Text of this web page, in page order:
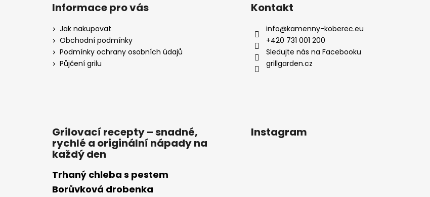
Informace pro vás
Jak nakupovat
Obchodní podmínky
Podmínky ochrany osobních údajů
Půjčení grilu
Kontakt
info@kamenny-koberec.eu
+420 731 001 200
Sledujte nás na Facebooku
grillgarden.cz
Grilovací recepty – snadné,
rychlé a originální nápady na
každý den
Trhaný chleba s pestem
Borůvková drobenka
Instagram